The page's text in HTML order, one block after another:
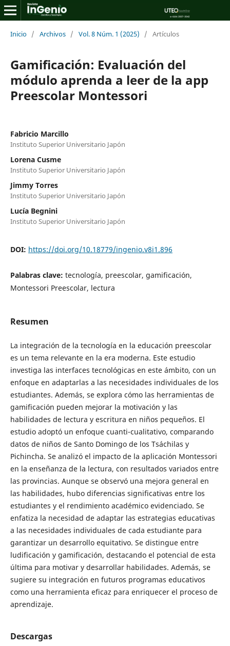
Inicio / Archivos / Vol. 8 Núm. 1 (2025) / Artículos
Gamificación: Evaluación del
módulo aprenda a leer de la app
Preescolar Montessori
Fabricio Marcillo
Instituto Superior Universitario Japón
Lorena Cusme
Instituto Superior Universitario Japón
Jimmy Torres
Instituto Superior Universitario Japón
Lucía Begnini
Instituto Superior Universitario Japón
DOI: https://doi.org/10.18779/ingenio.v8i1.896
Palabras clave: tecnología, preescolar, gamificación,
Montessori Preescolar, lectura
Resumen
La integración de la tecnología en la educación preescolar
es un tema relevante en la era moderna. Este estudio
investiga las interfaces tecnológicas en este ámbito, con un
enfoque en adaptarlas a las necesidades individuales de los
estudiantes. Además, se explora cómo las herramientas de
gamificación pueden mejorar la motivación y las
habilidades de lectura y escritura en niños pequeños. El
estudio adoptó un enfoque cuanti-cualitativo, comparando
datos de niños de Santo Domingo de los Tsáchilas y
Pichincha. Se analizó el impacto de la aplicación Montessori
en la enseñanza de la lectura, con resultados variados entre
las provincias. Aunque se observó una mejora general en
las habilidades, hubo diferencias significativas entre los
estudiantes y el rendimiento académico evidenciado. Se
enfatiza la necesidad de adaptar las estrategias educativas
a las necesidades individuales de cada estudiante para
garantizar un desarrollo equitativo. Se distingue entre
ludificación y gamificación, destacando el potencial de esta
última para motivar y desarrollar habilidades. Además, se
sugiere su integración en futuros programas educativos
como una herramienta eficaz para enriquecer el proceso de
aprendizaje.
Descargas